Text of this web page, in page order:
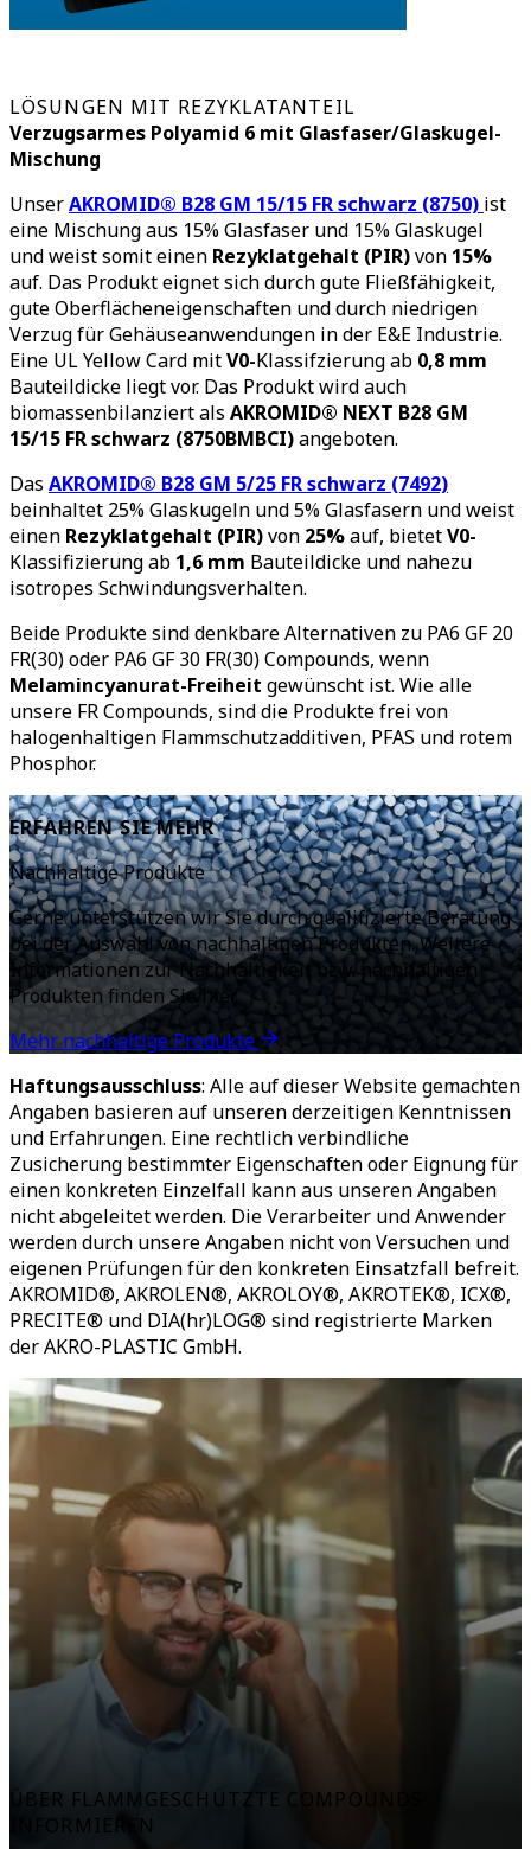
LÖSUNGEN MIT REZYKLATANTEIL
Verzugsarmes Polyamid 6 mit Glasfaser/Glaskugel-
Mischung
UnserAKROMID® B28 GM 15/15 FR schwarz (8750) ist
eine Mischung aus 15% Glasfaser und 15% Glaskugel
und weist somit einen Rezyklatgehalt (PIR)von 15%
auf. Das Produkt eignet sich durch gute Fließfähigkeit,
gute Oberflächeneigenschaften und durch niedrigen
Verzug für Gehäuseanwendungen in der E&E Industrie.
Eine UL Yellow Card mitV0-Klassifzierung ab 0,8 mm
Bauteildicke liegt vor. Das Produkt wird auch
biomassenbilanziert als AKROMID® NEXT B28 GM
15/15 FR schwarz (8750BMBCI)angeboten.
Das AKROMID® B28 GM 5/25 FR schwarz (7492)
beinhaltet 25% Glaskugeln und 5% Glasfasern und weist
einen Rezyklatgehalt (PIR)von 25%auf, bietetV0-
Klassifizierung ab 1,6 mm Bauteildicke und nahezu
isotropes Schwindungsverhalten.
Beide Produkte sind denkbare Alternativen zu PA6 GF 20
FR(30) oder PA6 GF 30 FR(30) Compounds, wenn
Melamincyanurat-Freiheit gewünscht ist. Wie alle
unsere FR Compounds, sind die Produkte frei von
halogenhaltigen Flammschutzadditiven, PFAS und rotem
Phosphor.
ERFAHREN SIE MEHR
Nachhaltige Produkte
Gerne unterstützen wir Sie durch qualifizierte Beratung
bei der Auswahl von nachhaltigen Produkten.Weitere
Informationen zur Nachhaltigkeit bzw. nachhaltigen
Produkten finden Sie hier.
Mehr nachhaltige Produkte
Haftungsausschluss: Alle auf dieser Website gemachten
Angaben basieren auf unseren derzeitigen Kenntnissen
und Erfahrungen. Eine rechtlich verbindliche
Zusicherung bestimmter Eigenschaften oder Eignung für
einen konkreten Einzelfall kann aus unseren Angaben
nicht abgeleitet werden. Die Verarbeiter und Anwender
werden durch unsere Angaben nicht von Versuchen und
eigenen Prüfungen für den konkreten Einsatzfall befreit.
AKROMID®, AKROLEN®, AKROLOY®, AKROTEK®, ICX®,
PRECITE® und DIA(hr)LOG® sind registrierte Marken
der AKRO-PLASTIC GmbH.
ÜBER FLAMMGESCHÜTZTE COMPOUNDS
INFORMIEREN